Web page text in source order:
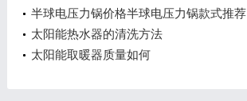
半球电压力锅价格半球电压力锅款式推荐
太阳能热水器的清洗方法
太阳能取暖器质量如何